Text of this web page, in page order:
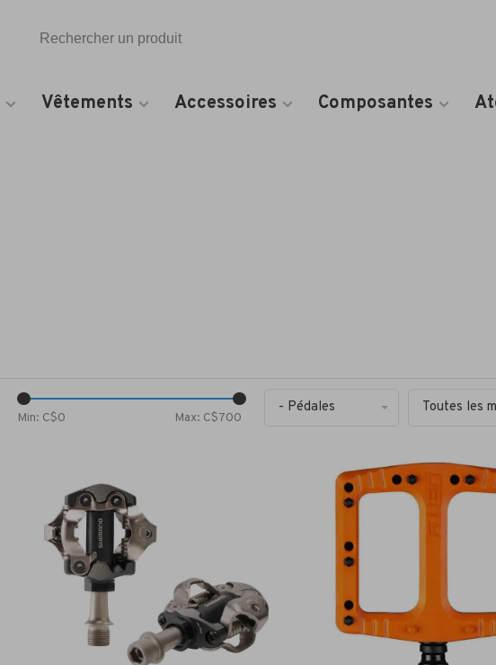
Vêtements Accessoires Composantes
Min: C$0 Max: C$700
- Pédales Toutes les